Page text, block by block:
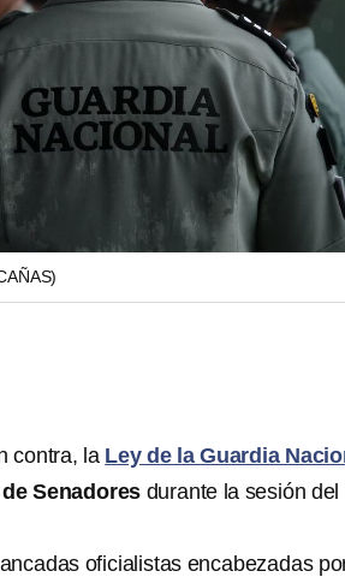
contra, la Ley de la Guardia
Senadores durante la sesión del
oficialistas encabezadas